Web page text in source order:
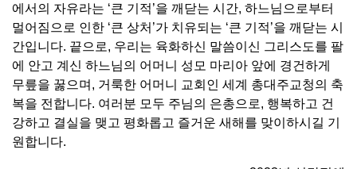
에서의 자유라는 ‘큰 기적’을 깨닫는 시간, 하느님으로부터
멀어짐으로 인한 ‘큰 상처’가 치유되는 ‘큰 기적’을 깨닫는 시
간입니다. 끝으로, 우리는 육화하신 말씀이신 그리스도를 팔
에 안고 계신 하느님의 어머니 성모 마리아 앞에 경건하게
무릎을 꿇으며, 거룩한 어머니 교회인 세계 총대주교청의 축
복을 전합니다. 여러분 모두 주님의 은총으로, 행복하고 건
강하고 결실을 맺고 평화롭고 즐거운 새해를 맞이하시길 기
원합니다.